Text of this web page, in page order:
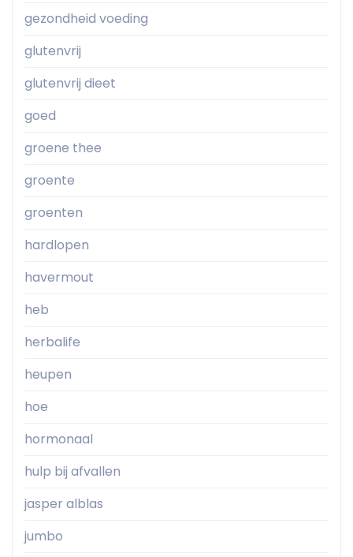
gezondheid voeding
glutenvrij
glutenvrij dieet
goed
groene thee
groente
groenten
hardlopen
havermout
heb
herbalife
heupen
hoe
hormonaal
hulp bij afvallen
jasper alblas
jumbo